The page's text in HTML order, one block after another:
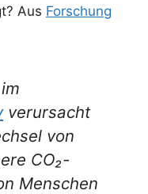
Aus Forschung
verursacht
von
CO₂-
Menschen